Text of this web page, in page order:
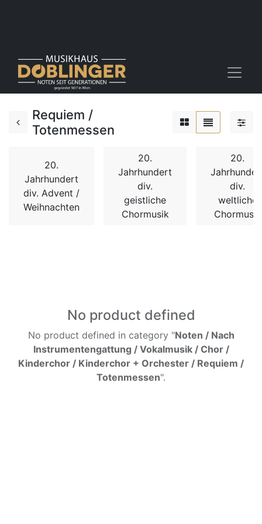
Requiem /
Totenmessen
20.
Jahrhundert
div. Advent /
Weihnachten
20.
Jahrhundert
div.
geistliche
Chormusik
20.
div.
weltliche
Chormusik
No product defined
No product defined in category "Noten / Nach
Instrumentengattung / Vokalmusik / Chor /
Kinderchor / Kinderchor + Orchester / Requiem /
Totenmessen".